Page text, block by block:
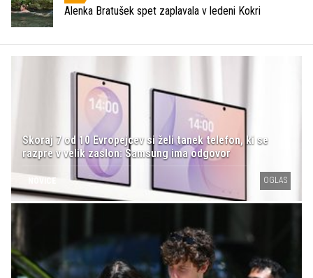
Alenka Bratušek spet zaplavala v ledeni Kokri
Skoraj 7 od 10 Evropejcev si želi tanek telefon, ki se
razpre v velik zaslon: Samsung ima odgovor
NOVICE OGLAS